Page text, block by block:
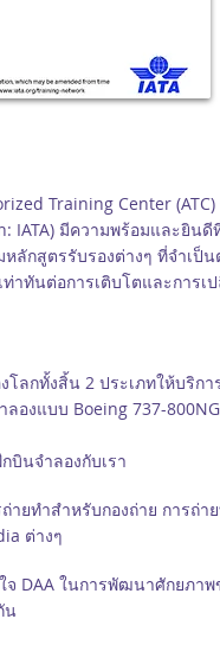
Training Center
IATA) มีความพร้อมและยิน
กสูตรรับรองต่างๆ ที่จำเป็
าทันต่อการเติบโตและการเ
กทั้งสิ้น 2 ประเภทให้บริกา
ลองแบบ Boeing 737-
บินจำลองกับเรา
ยทำสำหรับกองถ่าย การถ่า
ต่างๆ
ในการพัฒนาศักยภาพ
น